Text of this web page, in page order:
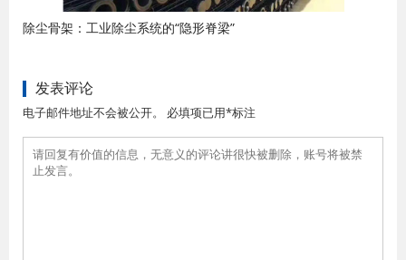
除尘骨架：工业除尘系统的“隐形脊梁”
发表评论
电子邮件地址不会被公开。 必填项已用*标注